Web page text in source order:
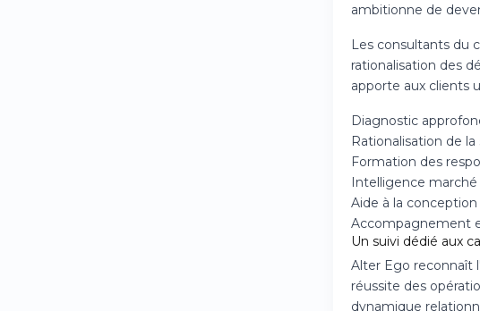
ambitionne de
Les consultants du
rationalisation des
apporte aux clients
Diagnostic
Rationalisation de
Formation des
Intelligence
Aide à la
Accompagnement
Un suivi dédié aux
Alter Ego reconnaît
réussite des
dynamique